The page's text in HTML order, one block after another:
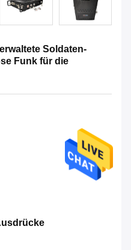
Soldaten-
Funk für die